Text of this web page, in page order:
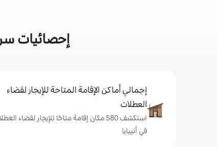
إحصائيات
إجمالي أماكن الإقامة المتاحة للإيجار لقضاء
العطلات
استكشف 580 مكان إقامة متاحًا للإيجار لقضاء
في أتيبايا